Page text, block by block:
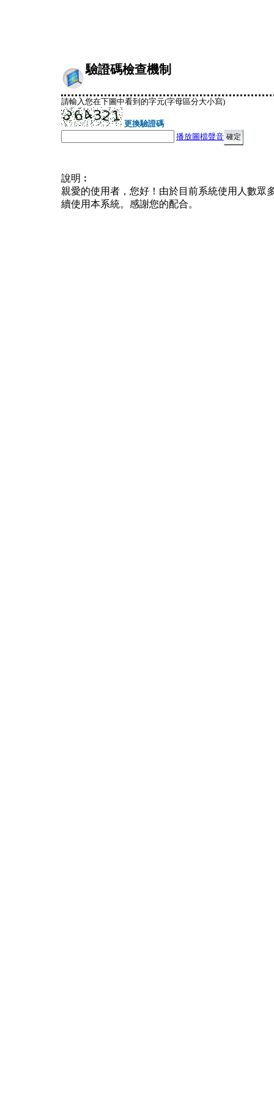
驗證碼檢查機制
請輸入您在下圖中看到的字元(字母區分大小寫)
更換驗證碼
播放圖檔聲音
說明︰
親愛的使用者，您好！由於目前系統使用人數眾
續使用本系統。感謝您的配合。